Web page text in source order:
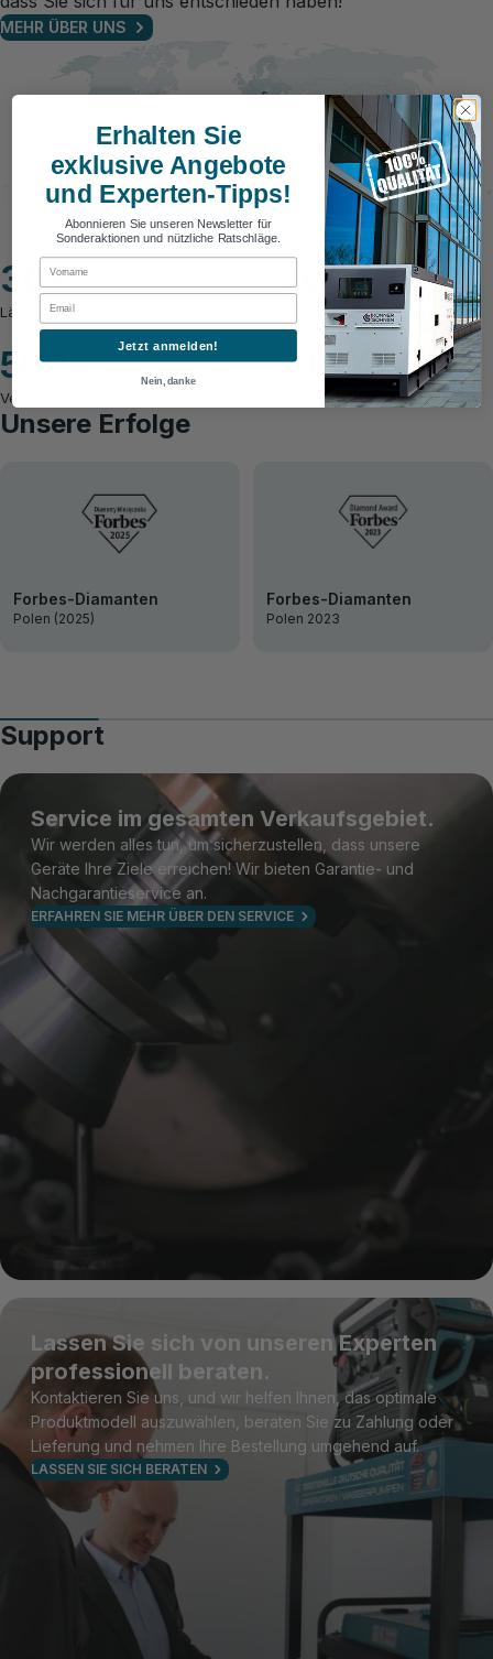
MEHR ÜBER UNS
30+
Länder
300+
Produkte
500+
Verkaufspunkte
100%
Service und Support
Unsere Erfolge
Forbes-Diamanten
Polen (2025)
Forbes-Diamanten
Polen 2023
Support
Service im gesamten Verkaufsgebiet.
Wir werden alles tun, um sicherzustellen, dass unsere
Geräte Ihre Ziele erreichen! Wir bieten Garantie- und
Nachgarantieservice an.
ERFAHREN SIE MEHR ÜBER DEN SERVICE
Lassen Sie sich von unseren Experten
professionell beraten.
Kontaktieren Sie uns, und wir helfen Ihnen, das optimale
Produktmodell auszuwählen, beraten Sie zu Zahlung oder
Lieferung und nehmen Ihre Bestellung umgehend auf.
LASSEN SIE SICH BERATEN
Erhalten Sie
exklusive Angebote
und Experten-Tipps!
Abonnieren Sie unseren Newsletter für
Sonderaktionen und nützliche Ratschläge.
First Name
Email
Jetzt anmelden!
Nein, danke